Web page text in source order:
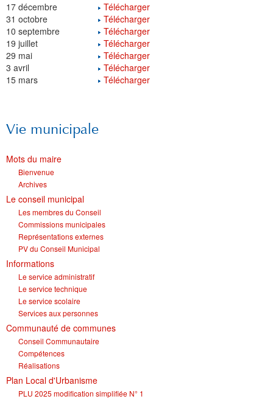
17 décembre
Télécharger
31 octobre
Télécharger
10 septembre
Télécharger
19 juillet
Télécharger
29 mai
Télécharger
3 avril
Télécharger
15 mars
Télécharger
Vie municipale
Mots du maire
Bienvenue
Archives
Le conseil municipal
Les membres du Conseil
Commissions municipales
Représentations externes
PV du Conseil Municipal
Informations
Le service administratif
Le service technique
Le service scolaire
Services aux personnes
Communauté de communes
Conseil Communautaire
Compétences
Réalisations
Plan Local d'Urbanisme
PLU 2025 modification simplifiée N° 1